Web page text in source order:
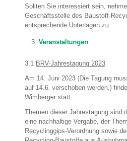
Sollten Sie interessiert sein,
Geschäftsstelle des Baustoff-
entsprechende Unterlagen zu.
Veranstaltungen
3.1 BRV-Jahrestagung 2023
Am 14. Juni 2023 (Die Tagung
auf 14.6. verschoben werden.)
Wimberger statt.
Themen dieser Jahrestagung sind
eine nachhaltige Vergabe, der
Recyclinggips-Verordnung sowie